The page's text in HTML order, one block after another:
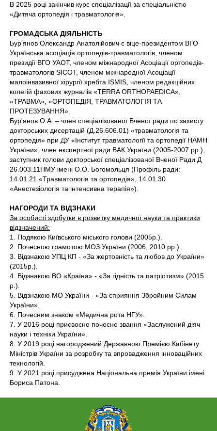
В 2025 році закінчив курс спеціалізації за спеціальністю
«Дитяча ортопедія і травматологія».
ГРОМАДСЬКА ДІЯЛЬНІСТЬ
Бур'янов Олександр Анатолійович є віце-президентом ВГО
Українська асоціація ортопедів-травматологів, членом
президії ВГО УАОТ, членом міжнародної Асоціації ортопедів-
травматологів SICOT, членом міжнародної Асоціації
малоінвазивної хірургії хребта ISMIS, членом редакційних
колегій фахових журналів «TERRA ORTHOPAEDICA»,
«ТРАВМА», «ОРТОПЕДІЯ, ТРАВМАТОЛОГІЯ ТА
ПРОТЕЗУВАННЯ».
Бур'янов О.А. – член спеціалізованої Вченої ради по захисту
докторських дисертацій (Д.26.606.01) «травматологія та
ортопедія» при ДУ «Інститут травматології та ортопедії НАМН
України», член експертної ради ВАК України (2005-2007 рр.),
заступник голови докторської спеціалізованої Вченої Ради Д
26.003.11НМУ імені О.О. Богомольця (Профіль ради:
14.01.21 «Травматологія та ортопедія», 14.01.30
«Анестезіологія та інтенсивна терапія»).
НАГОРОДИ ТА ВІДЗНАКИ
За особисті здобутки в розвитку медичної науки та практики
відзначений:
1. Подякою Київського міського голови (2005р.).
2. Почесною грамотою МОЗ України (2006, 2010 рр.).
3. Відзнакою УПЦ КП - «За жертовність та любов до України»
(2015р.).
4. Відзнакою ВО «Країна» - «За гідність та патріотизм» (2015
р.).
5. Відзнакою МО України - «За сприяння Збройним Силам
України».
6. Почесним знаком «Медична рота НГУ».
7. У 2016 році присвоєно почесне звання «Заслужений діяч
науки і техніки України».
8. У 2019 році нагороджений Державною Премією Кабінету
Міністрів України за розробку та впровадження інноваційних
технологій.
9. У 2021 році присуджена Національна премія України імені
Бориса Патона.